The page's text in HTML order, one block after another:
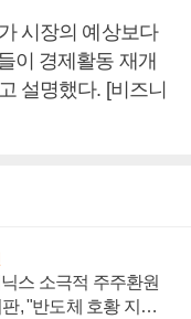
시장의 예상보다
이 경제활동 재개
설명했다. [비즈니
스 소극적 주주환원
, "반도체 호황 지속